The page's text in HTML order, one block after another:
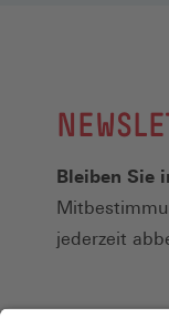
Bleiben Sie
jederzeit